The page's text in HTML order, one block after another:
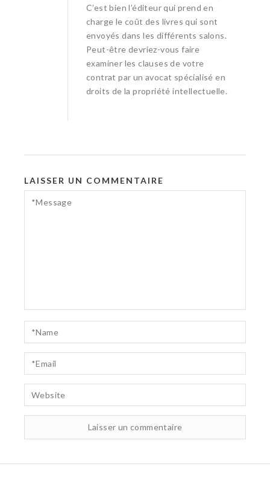
C’est bien l’éditeur qui prend en
charge le coût des livres qui sont
envoyés dans les différents salons.
Peut-être devriez-vous faire
examiner les clauses de votre
contrat par un avocat spécialisé en
droits de la propriété intellectuelle.
LAISSER UN COMMENTAIRE